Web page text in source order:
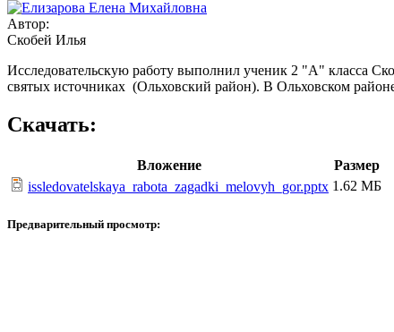
Автор:
Скобей Илья
Исследовательскую работу выполнил ученик 2 "А" класса
святых источниках (Ольховский район). В Ольховском
Скачать:
Вложение
Размер
issledovatelskaya_rabota_zagadki_melovyh_gor.pptx 1.62 МБ
Предварительный просмотр: